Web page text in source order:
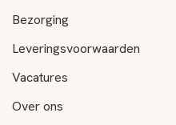
Bezorging
Leveringsvoorwaarden
Vacatures
Over ons